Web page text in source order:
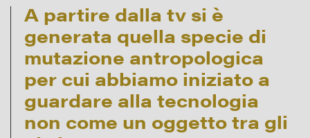
A partire dalla tv si è
generata quella specie di
mutazione antropologica
per cui abbiamo iniziato a
guardare alla tecnologia
non come un oggetto tra gli